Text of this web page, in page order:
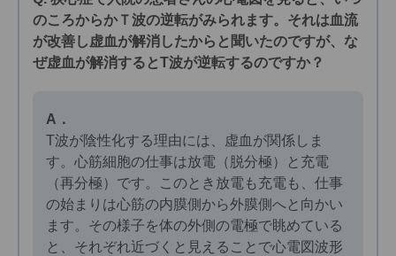
のころからかＴ波の逆転がみられます。それは血流
が改善し虚血が解消したからと聞いたのですが、な
ぜ虚血が解消するとT波が逆転するのですか？
A．
T波が陰性化する理由には、虚血が関係しま
す。心筋細胞の仕事は放電（脱分極）と充電
（再分極）です。このとき放電も充電も、仕事
の始まりは心筋の内膜側から外膜側へと向かい
ます。その様子を体の外側の電極で眺めている
と、それぞれ近づくと見えることで心電図波形